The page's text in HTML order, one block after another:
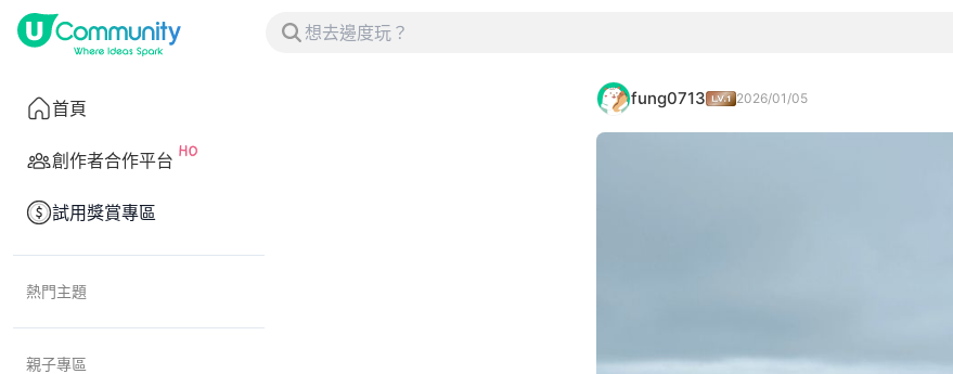
首頁
創作者合作平台
試用獎賞專區
熱門主題
親子專區
fung0713 2026/01/05